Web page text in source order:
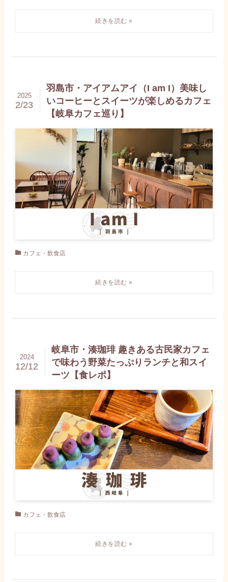
羽島市・アイアムアイ（I am I）美味し
いコーヒーとスイーツが楽しめるカフェ
【岐阜カフェ巡り】
2025
2/23
カフェ・飲食店
岐阜市・湊珈琲 趣きある古民家カフェ
で味わう野菜たっぷりランチと和スイ
ーツ【食レポ】
2024
12/12
カフェ・飲食店